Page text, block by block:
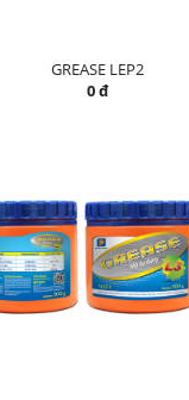
GREASE LEP2
0 đ